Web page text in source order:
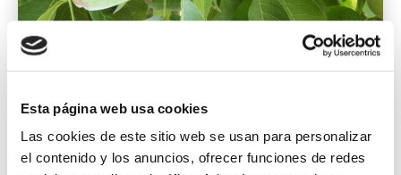
Esta página web usa cookies
Las cookies de este sitio web se usan para personalizar
el contenido y los anuncios, ofrecer funciones de redes
Con este post queremos inaugurar nuestra nueva web,
desde la cual podréis conocernos un poco más, saber